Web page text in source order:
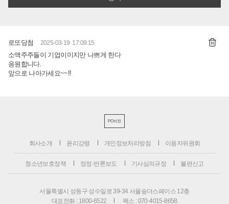
로또당첨 2025-03-19 17:09:15
소액주주들이 기업이미지만 나쁘게 한다
응원합니다.
앞으로 나아가세요~~!!
PC버전
회사소개 윤리강령 개인정보처리방침 이용자위원회
청소년보호정책 정정·반론보도 기사심의규정 불편신고
서울특별시 성동구 성수일로 39-34 서울숲더스페이스 12층
대표전화 : 1800-6522
팩스 : 070-4015-8658